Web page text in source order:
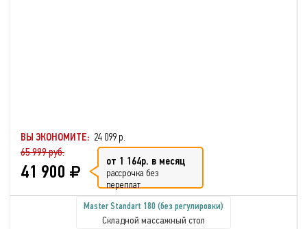
ВЫ ЭКОНОМИТЕ: 24 099 р.
65 999 руб.
41 900 от 1 164р. в месяц
рассрочка без
переплат
Master Standart 180 (без регулировки)
Складной массажный стол